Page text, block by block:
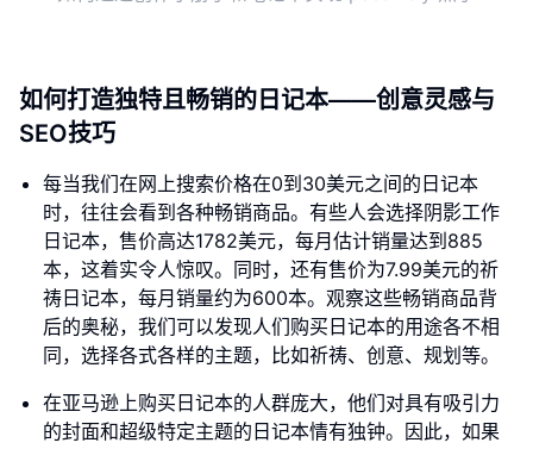
如何打造独特且畅销的日记本——创意灵感与
SEO技巧
每当我们在网上搜索价格在0到30美元之间的日记本
时，往往会看到各种畅销商品。有些人会选择阴影工作
日记本，售价高达1782美元，每月估计销量达到885
本，这着实令人惊叹。同时，还有售价为7.99美元的祈
祷日记本，每月销量约为600本。观察这些畅销商品背
后的奥秘，我们可以发现人们购买日记本的用途各不相
同，选择各式各样的主题，比如祈祷、创意、规划等。
在亚马逊上购买日记本的人群庞大，他们对具有吸引力
的封面和超级特定主题的日记本情有独钟。因此，如果